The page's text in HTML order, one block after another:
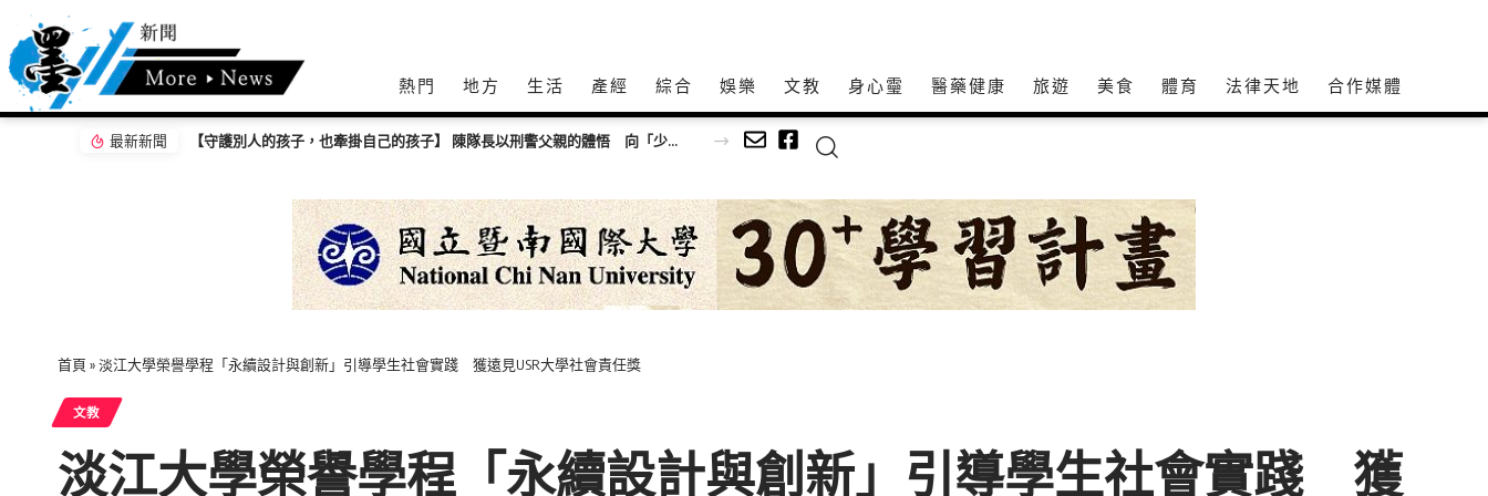
熱門 地方 生活 產經 綜合 娛樂 文教 身心𩆜 醫藥健康 旅遊 美食 體育 法律天地 合作媒體
最新新聞
【守護別人的孩子，也牽掛自己的孩子】 陳隊長以刑警父親的體悟 向「少年隊警察爸爸」致敬！
首頁 »淡江大學榮譽學程「永續設計與創新」引導學生社會實踐 獲遠見USR大學社會責任獎
文教
淡江大學榮譽學程「永續設計與創新」引導學生社會實踐 獲